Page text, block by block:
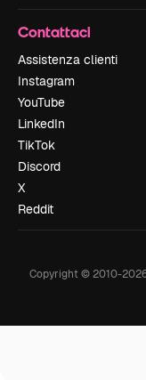
Contattaci
Assistenza clienti
Instagram
YouTube
LinkedIn
TikTok
Discord
X
Reddit
Copyright © 2010-